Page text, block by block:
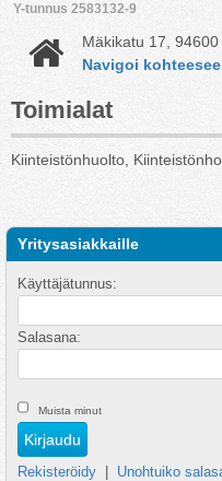
Y-tunnus 2583132-9
Mäkikatu 17, 94600
Navigoi
Toimialat
Kiinteistönhuolto,
Yritysasiakkaille
Käyttäjätunnus:
Salasana:
Muista minut
Rekisteröidy Unohtuiko